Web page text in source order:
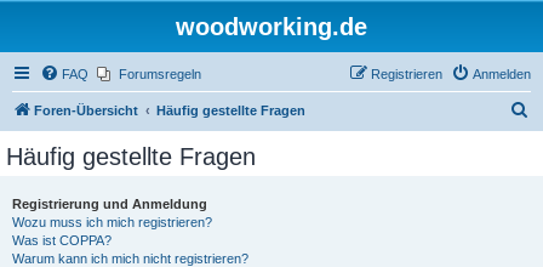
woodworking.de
FAQ Forumsregeln Anmelden
Registrieren
Foren-Übersicht Häufig gestellte Fragen
Häufig gestellte Fragen
Registrierung und Anmeldung
Wozu muss ich mich registrieren?
Was ist COPPA?
Warum kann ich mich nicht registrieren?